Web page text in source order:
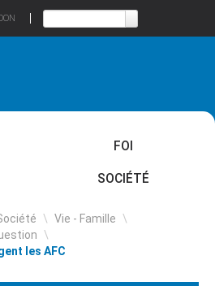
FOI
SOCIÉTÉ
\ Vie - Famille \
\
les AFC